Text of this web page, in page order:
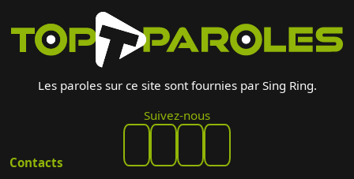
Les paroles sur ce site sont fournies par Sing Ring.
Suivez-nous
Contacts